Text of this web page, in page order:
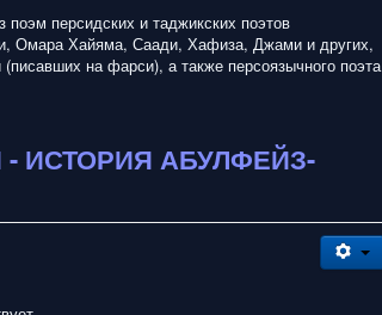
поэм персидских и таджикских поэтов
Омара Хайяма, Саади, Хафиза, Джами и других,
на фарси), а также персоязычного поэта
ИСТОРИЯ АБУЛФЕЙЗ-